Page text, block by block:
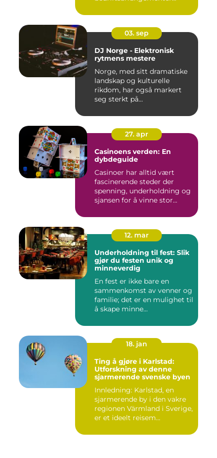
03. sep
DJ Norge - Elektronisk
rytmens mestere
Norge, med sitt dramatiske
landskap og kulturelle
rikdom, har også markert
seg sterkt på...
27. apr
Casinoens verden: En
dybdeguide
Casinoer har alltid vært
fascinerende steder der
spenning, underholdning og
sjansen for å vinne stor...
12. mar
Underholdning til fest: Slik
gjør du festen unik og
minneverdig
En fest er ikke bare en
sammenkomst av venner og
familie; det er en mulighet til
å skape minne...
18. jan
Ting å gjøre i Karlstad:
Utforskning av denne
sjarmerende svenske byen
Innledning: Karlstad, en
sjarmerende by i den vakre
regionen Värmland i Sverige,
er et ideelt reisem...